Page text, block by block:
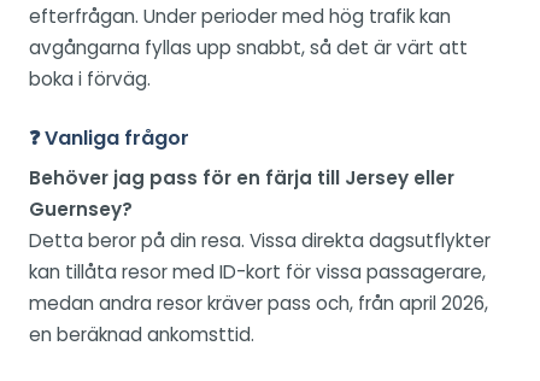
efterfrågan. Under perioder med hög trafik kan
avgångarna fyllas upp snabbt, så det är värt att
boka i förväg.
❓ Vanliga frågor
Behöver jag pass för en färja till Jersey eller
Guernsey?
Detta beror på din resa. Vissa direkta dagsutflykter
kan tillåta resor med ID-kort för vissa passagerare,
medan andra resor kräver pass och, från april 2026,
en beräknad ankomsttid.